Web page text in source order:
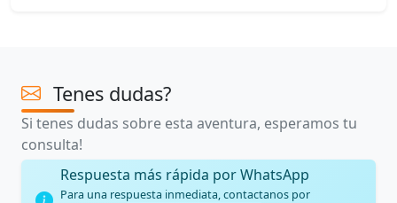
Tenes dudas?
Si tenes dudas sobre esta aventura, esperamos tu
consulta!
Respuesta más rápida por WhatsApp
Para una respuesta inmediata, contactanos por